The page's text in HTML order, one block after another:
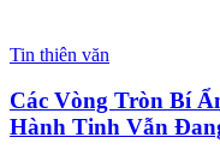
Tin thiên văn
Các Vòng Tròn Bí
Hành Tinh Vẫn